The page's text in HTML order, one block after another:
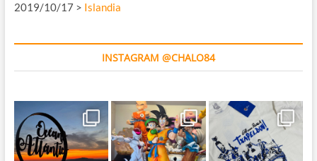
2019/10/17 > Islandia
INSTAGRAM @CHALO84